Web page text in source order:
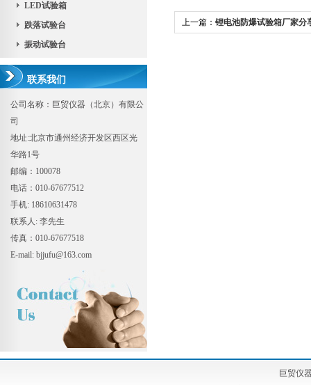
LED试验箱
跌落试验台
振动试验台
联系我们
公司名称：巨贸仪器（北京）有限公
司
地址:北京市通州经济开发区西区光
华路1号
邮编：100078
电话：010-67677512
手机: 18610631478
联系人: 李先生
传真：010-67677518
E-mail: bjjufu@163.com
上一篇：锂电池防爆试验箱厂家分
巨贸仪